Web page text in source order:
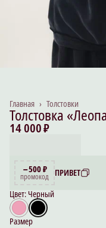
Толстовки
Главная ›
Толстовка
14 000 ₽
−500 ₽
промокод
ПРИВЕТ
Цвет: Черный
Размер